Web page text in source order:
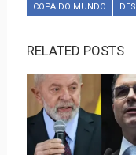
COPA DO MUNDO
RELATED POSTS